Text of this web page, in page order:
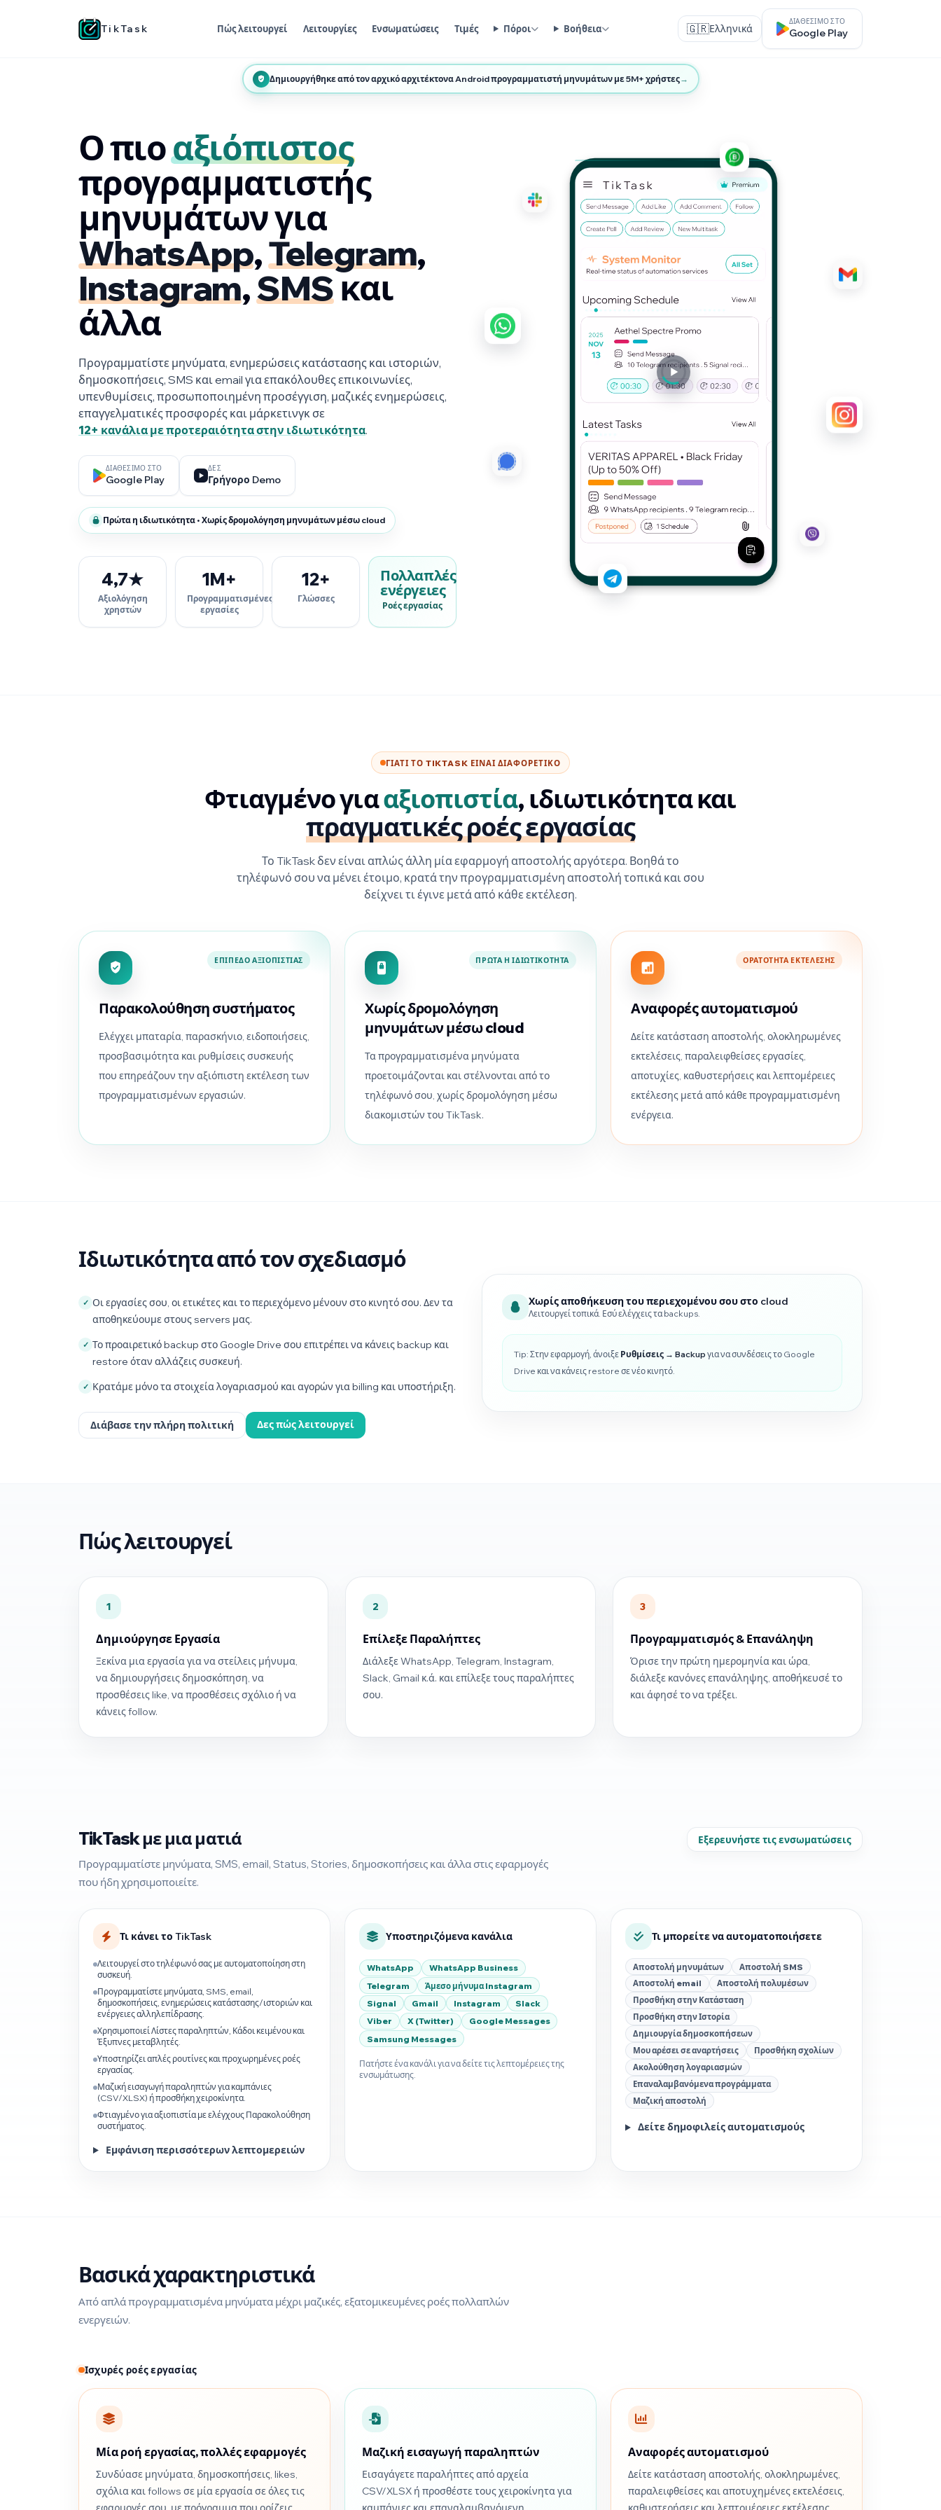
TikTask Πώς λειτουργεί Λειτουργίες Ενσωματώσεις Τιμές Πόροι Βοήθεια 🇬🇷Ελληνικά
ΔΙΑΘΈΣΙΜΟ ΣΤΟ
Google Play
Δημιουργήθηκε από τον αρχικό αρχιτέκτονα Android προγραμματιστή μηνυμάτων με 5M+ χρήστες→
Ο πιοαξιόπιστος
προγραμματιστής
μηνυμάτων για
WhatsApp,Telegram,
Instagram,SMSκαι
άλλα
Προγραμματίστε μηνύματα, ενημερώσεις κατάστασης και ιστοριών,
δημοσκοπήσεις, SMS και email για επακόλουθες επικοινωνίες,
υπενθυμίσεις, προσωποποιημένη προσέγγιση, μαζικές ενημερώσεις,
επαγγελματικές προσφορές και μάρκετινγκ σε
12+ κανάλια με προτεραιότητα στην ιδιωτικότητα.
ΔΙΑΘΈΣΙΜΟ ΣΤΟ
Google Play
ΔΕΣ
Γρήγορο Demo
Πρώτα η ιδιωτικότητα • Χωρίς δρομολόγηση μηνυμάτων μέσω cloud
4,7★
Αξιολόγηση
χρηστών
1M+
Προγραμματισμένες
εργασίες
12+
Γλώσσες
Πολλαπλές
ενέργειες
Ροές εργασίας
ΓΙΑΤΊ ΤΟ TIKTASK ΕΊΝΑΙ ΔΙΑΦΟΡΕΤΙΚΌ
Φτιαγμένο γιααξιοπιστία, ιδιωτικότητα και
πραγματικές ροές εργασίας
Το TikTask δεν είναι απλώς άλλη μία εφαρμογή αποστολής αργότερα. Βοηθά το
τηλέφωνό σου να μένει έτοιμο, κρατά την προγραμματισμένη αποστολή τοπικά και σου
δείχνει τι έγινε μετά από κάθε εκτέλεση.
ΕΠΊΠΕΔΟ ΑΞΙΟΠΙΣΤΊΑΣ
Παρακολούθηση συστήματος
Ελέγχει μπαταρία, παρασκήνιο, ειδοποιήσεις,
προσβασιμότητα και ρυθμίσεις συσκευής
που επηρεάζουν την αξιόπιστη εκτέλεση των
προγραμματισμένων εργασιών.
ΠΡΏΤΑ Η ΙΔΙΩΤΙΚΌΤΗΤΑ
Χωρίς δρομολόγηση
μηνυμάτων μέσω cloud
Τα προγραμματισμένα μηνύματα
προετοιμάζονται και στέλνονται από το
τηλέφωνό σου, χωρίς δρομολόγηση μέσω
διακομιστών του TikTask.
ΟΡΑΤΌΤΗΤΑ ΕΚΤΈΛΕΣΗΣ
Αναφορές αυτοματισμού
Δείτε κατάσταση αποστολής, ολοκληρωμένες
εκτελέσεις, παραλειφθείσες εργασίες,
αποτυχίες, καθυστερήσεις και λεπτομέρειες
εκτέλεσης μετά από κάθε προγραμματισμένη
ενέργεια.
Ιδιωτικότητα από τον σχεδιασμό
✓ Οι εργασίες σου, οι ετικέτες και το περιεχόμενο μένουν στο κινητό σου. Δεν τα
αποθηκεύουμε στους servers μας.
✓ Το προαιρετικό backup στο Google Drive σου επιτρέπει να κάνεις backup και
restore όταν αλλάζεις συσκευή.
✓ Κρατάμε μόνο τα στοιχεία λογαριασμού και αγορών για billing και υποστήριξη.
Διάβασε την πλήρη πολιτική Δες πώς λειτουργεί
Χωρίς αποθήκευση του περιεχομένου σου στο cloud
Λειτουργεί τοπικά. Εσύ ελέγχεις τα backups.
Tip: Στην εφαρμογή, άνοιξε Ρυθμίσεις → Backup για να συνδέσεις το Google
Drive και να κάνεις restore σε νέο κινητό.
Πώς λειτουργεί
1
Δημιούργησε Εργασία
Ξεκίνα μια εργασία για να στείλεις μήνυμα,
να δημιουργήσεις δημοσκόπηση, να
προσθέσεις like, να προσθέσεις σχόλιο ή να
κάνεις follow.
2
Επίλεξε Παραλήπτες
Διάλεξε WhatsApp, Telegram, Instagram,
Slack, Gmail κ.ά. και επίλεξε τους παραλήπτες
σου.
3
Προγραμματισμός & Επανάληψη
Όρισε την πρώτη ημερομηνία και ώρα,
διάλεξε κανόνες επανάληψης, αποθήκευσέ το
και άφησέ το να τρέξει.
TikTask με μια ματιά
Προγραμματίστε μηνύματα, SMS, email, Status, Stories, δημοσκοπήσεις και άλλα στις εφαρμογές
που ήδη χρησιμοποιείτε.
Εξερευνήστε τις ενσωματώσεις
Τι κάνει το TikTask
Λειτουργεί στο τηλέφωνό σας με αυτοματοποίηση στη
συσκευή.
Προγραμματίστε μηνύματα, SMS, email,
δημοσκοπήσεις, ενημερώσεις κατάστασης/ιστοριών και
ενέργειες αλληλεπίδρασης.
Χρησιμοποιεί Λίστες παραληπτών, Κάδοι κειμένου και
Έξυπνες μεταβλητές.
Υποστηρίζει απλές ρουτίνες και προχωρημένες ροές
εργασίας.
Μαζική εισαγωγή παραληπτών για καμπάνιες
(CSV/XLSX) ή προσθήκη χειροκίνητα.
Φτιαγμένο για αξιοπιστία με ελέγχους Παρακολούθηση
συστήματος.
Εμφάνιση περισσότερων λεπτομερειών
Υποστηριζόμενα κανάλια
WhatsApp
WhatsApp Business
Telegram
Άμεσο μήνυμα Instagram
Signal
Gmail Instagram
Slack
Viber
X (Twitter)
Google Messages
Samsung Messages
Πατήστε ένα κανάλι για να δείτε τις λεπτομέρειες της
ενσωμάτωσης.
Τι μπορείτε να αυτοματοποιήσετε
Αποστολή μηνυμάτων
Αποστολή SMS
Αποστολή email
Αποστολή πολυμέσων
Προσθήκη στην Κατάσταση
Προσθήκη στην Ιστορία
Δημιουργία δημοσκοπήσεων
Μου αρέσει σε αναρτήσεις
Προσθήκη σχολίων
Ακολούθηση λογαριασμών
Επαναλαμβανόμενα προγράμματα
Μαζική αποστολή
Δείτε δημοφιλείς αυτοματισμούς
Βασικά χαρακτηριστικά
Από απλά προγραμματισμένα μηνύματα μέχρι μαζικές, εξατομικευμένες ροές πολλαπλών
ενεργειών.
Ισχυρές ροές εργασίας
Μία ροή εργασίας, πολλές εφαρμογές
Συνδύασε μηνύματα, δημοσκοπήσεις, likes,
σχόλια και follows σε μία εργασία σε όλες τις
Μαζική εισαγωγή παραληπτών
Εισαγάγετε παραλήπτες από αρχεία
CSV/XLSX ή προσθέστε τους χειροκίνητα για
Αναφορές αυτοματισμού
Δείτε κατάσταση αποστολής, ολοκληρωμένες,
παραλειφθείσες και αποτυχημένες εκτελέσεις,